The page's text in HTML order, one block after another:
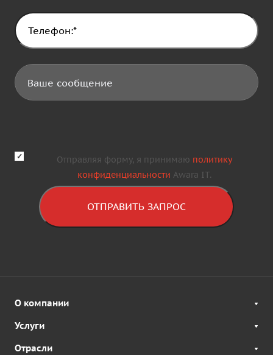
Отправляя форму, я принимаю политику
конфиденциальности Awara IT.
ОТПРАВИТЬ ЗАПРОС
О компании
Услуги
Отрасли